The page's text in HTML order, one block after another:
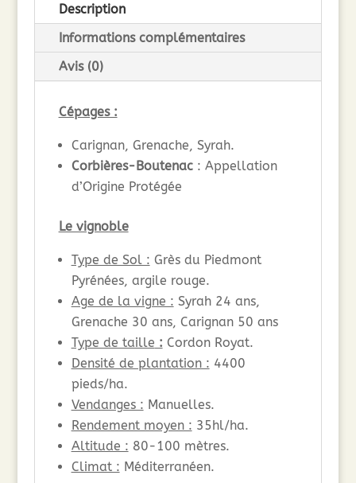
(75cl)
2022
Description
Informations complémentaires
Avis (0)
Cépages :
Carignan, Grenache, Syrah.
Corbières-Boutenac: Appellation
d’Origine Protégée
Le vignoble
Type de Sol : Grès du Piedmont
Pyrénées, argile rouge.
Age de la vigne : Syrah 24 ans,
Grenache 30 ans, Carignan 50 ans
Type de taille : Cordon Royat.
Densité de plantation : 4400
pieds/ha.
Vendanges : Manuelles.
Rendement moyen : 35hl/ha.
Altitude : 80-100 mètres.
Climat : Méditerranéen.